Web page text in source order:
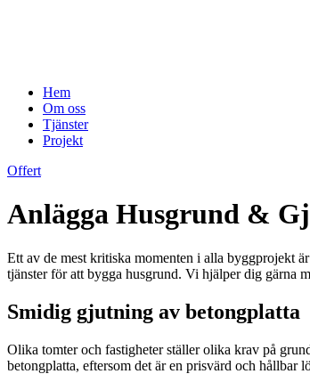
Hem
Om oss
Tjänster
Projekt
Offert
Anlägga Husgrund &
Ett av de mest kritiska momenten i alla byggprojekt
tjänster för att bygga husgrund. Vi hjälper dig gärna
Smidig gjutning av betongplatta
Olika tomter och fastigheter ställer olika krav på
betongplatta, eftersom det är en prisvärd och hållbar